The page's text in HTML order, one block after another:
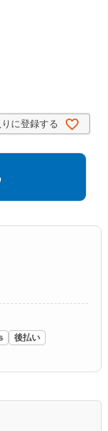
に登録する
後払い